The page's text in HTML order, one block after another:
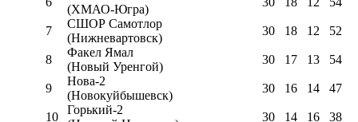
(ХМАО-Югра)
7
СШОР Самотлор
(Нижневартовск)
30 18 12 52
8
Факел Ямал
(Новый Уренгой)
30 17 13 54
9
Нова-2
(Новокуйбышевск)
30 16 14 47
10
Горький-2
30 14 16 38